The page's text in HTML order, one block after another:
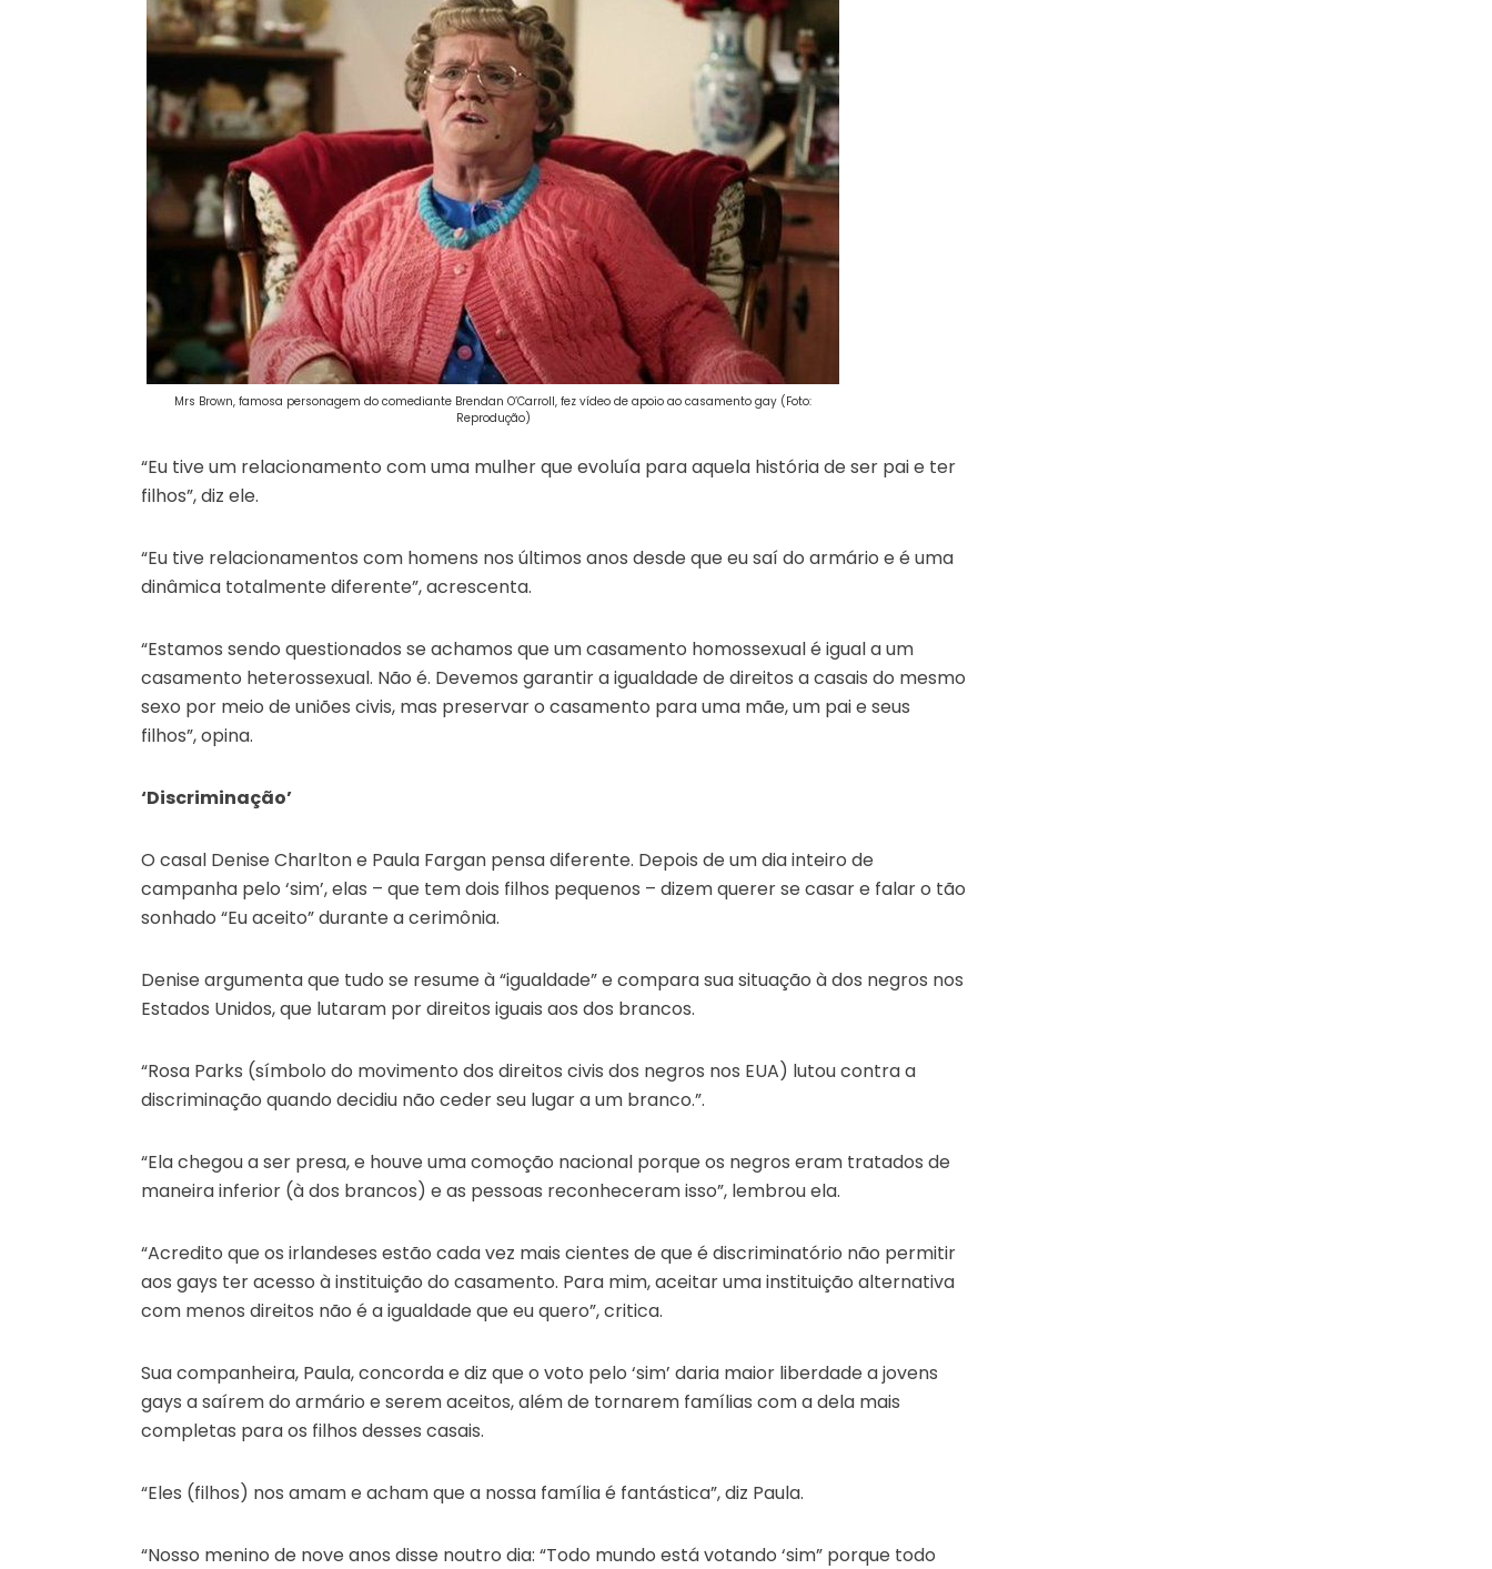
Mrs Brown, famosa personagem do comediante Brendan O’Carroll, fez vídeo de apoio ao casamento gay (Foto:
Reprodução)
“Eu tive um relacionamento com uma mulher que evoluía para aquela história de ser pai e ter
filhos”, diz ele.
“Eu tive relacionamentos com homens nos últimos anos desde que eu saí do armário e é uma
dinâmica totalmente diferente”, acrescenta.
“Estamos sendo questionados se achamos que um casamento homossexual é igual a um
casamento heterossexual. Não é. Devemos garantir a igualdade de direitos a casais do mesmo
sexo por meio de uniões civis, mas preservar o casamento para uma mãe, um pai e seus
filhos”, opina.
‘Discriminação’
O casal Denise Charlton e Paula Fargan pensa diferente. Depois de um dia inteiro de
campanha pelo ‘sim’, elas – que tem dois filhos pequenos – dizem querer se casar e falar o tão
sonhado “Eu aceito” durante a cerimônia.
Denise argumenta que tudo se resume à “igualdade” e compara sua situação à dos negros nos
Estados Unidos, que lutaram por direitos iguais aos dos brancos.
“Rosa Parks (símbolo do movimento dos direitos civis dos negros nos EUA) lutou contra a
discriminação quando decidiu não ceder seu lugar a um branco.”.
“Ela chegou a ser presa, e houve uma comoção nacional porque os negros eram tratados de
maneira inferior (à dos brancos) e as pessoas reconheceram isso”, lembrou ela.
“Acredito que os irlandeses estão cada vez mais cientes de que é discriminatório não permitir
aos gays ter acesso à instituição do casamento. Para mim, aceitar uma instituição alternativa
com menos direitos não é a igualdade que eu quero”, critica.
Sua companheira, Paula, concorda e diz que o voto pelo ‘sim’ daria maior liberdade a jovens
gays a saírem do armário e serem aceitos, além de tornarem famílias com a dela mais
completas para os filhos desses casais.
“Eles (filhos) nos amam e acham que a nossa família é fantástica”, diz Paula.
“Nosso menino de nove anos disse noutro dia: “Todo mundo está votando ‘sim” porque todo